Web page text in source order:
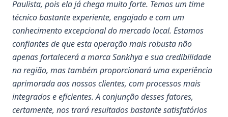
Paulista, pois ela já chega muito forte. Temos um time
técnico bastante experiente, engajado e com um
conhecimento excepcional do mercado local. Estamos
confiantes de que esta operação mais robusta não
apenas fortalecerá a marca Sankhya e sua credibilidade
na região, mas também proporcionará uma experiência
aprimorada aos nossos clientes, com processos mais
integrados e eficientes. A conjunção desses fatores,
certamente, nos trará resultados bastante satisfatórios